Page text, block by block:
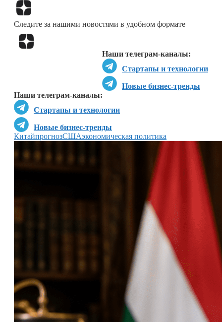
Следите за нашими новостями в удобном формате
Наши телеграм-каналы:
Стартапы и технологии
Новые бизнес-тренды
Наши телеграм-каналы:
Стартапы и технологии
Новые бизнес-тренды
КитайпрогнозСШАэкономическая политика